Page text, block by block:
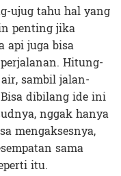
ujug tahu hal yang
penting jika
api juga bisa
Hitung-
sambil jalan-
dibilang ide ini
nggak hanya
mengaksesnya,
sama
itu.